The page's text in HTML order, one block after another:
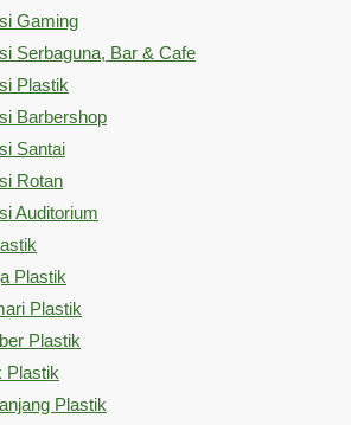
Gaming
Serbaguna, Bar & Cafe
Plastik
Barbershop
Santai
Rotan
Auditorium
Plastik
Plastik
Plastik
Plastik
Plastik